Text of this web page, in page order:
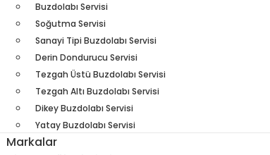
Buzdolabı Servisi​
Soğutma Servisi​
Sanayi Tipi Buzdolabı Servisi
Derin Dondurucu Servisi
Tezgah Üstü Buzdolabı Servisi
Tezgah Altı Buzdolabı Servisi
Dikey Buzdolabı Servisi
Yatay Buzdolabı Servisi
Markalar